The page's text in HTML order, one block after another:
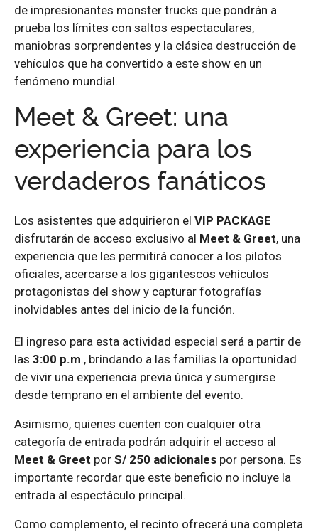
de impresionantes monster trucks que pondrán a
prueba los límites con saltos espectaculares,
maniobras sorprendentes y la clásica destrucción de
vehículos que ha convertido a este show en un
fenómeno mundial.
Meet & Greet: una
experiencia para los
verdaderos fanáticos
Los asistentes que adquirieron el VIP PACKAGE
disfrutarán de acceso exclusivo al Meet & Greet, una
experiencia que les permitirá conocer a los pilotos
oficiales, acercarse a los gigantescos vehículos
protagonistas del show y capturar fotografías
inolvidables antes del inicio de la función.
El ingreso para esta actividad especial será a partir de
las 3:00 p.m., brindando a las familias la oportunidad
de vivir una experiencia previa única y sumergirse
desde temprano en el ambiente del evento.
Asimismo, quienes cuenten con cualquier otra
categoría de entrada podrán adquirir el acceso al
Meet & Greet por S/ 250 adicionales por persona. Es
importante recordar que este beneficio no incluye la
entrada al espectáculo principal.
Como complemento, el recinto ofrecerá una completa